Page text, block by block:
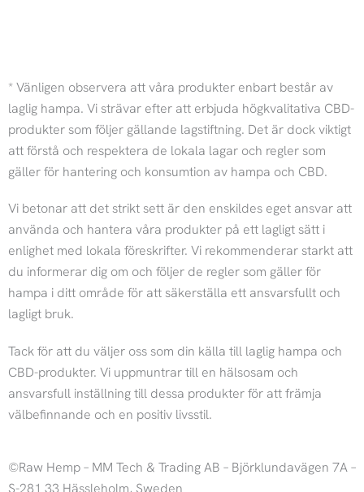
n
s
t
a
g
r
a
m
a
c
e
b
o
o
k
* Vänligen observera att våra produkter enbart består av
laglig hampa. Vi strävar efter att erbjuda högkvalitativa CBD-
produkter som följer gällande lagstiftning. Det är dock viktigt
att förstå och respektera de lokala lagar och regler som
gäller för hantering och konsumtion av hampa och CBD.
Vi betonar att det strikt sett är den enskildes eget ansvar att
använda och hantera våra produkter på ett lagligt sätt i
enlighet med lokala föreskrifter. Vi rekommenderar starkt att
du informerar dig om och följer de regler som gäller för
hampa i ditt område för att säkerställa ett ansvarsfullt och
lagligt bruk.
Tack för att du väljer oss som din källa till laglig hampa och
CBD-produkter. Vi uppmuntrar till en hälsosam och
ansvarsfull inställning till dessa produkter för att främja
välbefinnande och en positiv livsstil.
©Raw Hemp – MM Tech & Trading AB – Björklundavägen 7A –
S-281 33 Hässleholm, Sweden